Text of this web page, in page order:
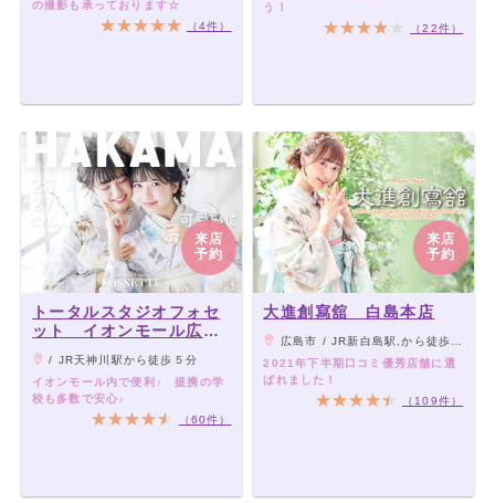
の撮影も承っております☆
（4件）
う！
（22件）
来店
予約
トータルスタジオフォセ
ット イオンモール広島
府中店
/ JR天神川駅から徒歩５分
イオンモール内で便利♪ 提携の学
校も多数で安心♪
（60件）
来店
予約
大進創寫舘 白島本店
広島市 / JR新白島駅,から徒歩5分
2021年下半期口コミ優秀店舗に選
ばれました！
（109件）